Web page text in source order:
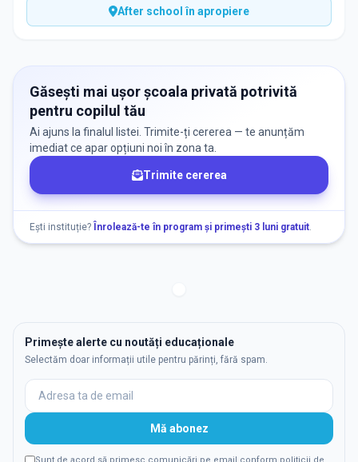
After school în apropiere
Găsești mai ușor școala privată potrivită
pentru copilul tău
Ai ajuns la finalul listei. Trimite-ți cererea — te anunțăm
imediat ce apar opțiuni noi în zona ta.
Trimite cererea
Ești instituție? Înrolează-te în program și primești 3 luni gratuit.
Primește alerte cu noutăți educaționale
Selectăm doar informații utile pentru părinți, fără spam.
Mă abonez